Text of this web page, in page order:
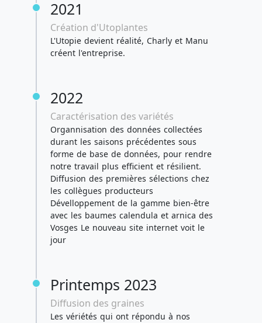
2021
Création d'Utoplantes
L'Utopie devient réalité, Charly et Manu
créent l'entreprise.
2022
Caractérisation des variétés
Organnisation des données collectées
durant les saisons précédentes sous
forme de base de données, pour rendre
notre travail plus efficient et résilient.
Diffusion des premières sélections chez
les collègues producteurs
Dévelloppement de la gamme bien-être
avec les baumes calendula et arnica des
Vosges Le nouveau site internet voit le
jour
Printemps 2023
Diffusion des graines
Les vériétés qui ont répondu à nos